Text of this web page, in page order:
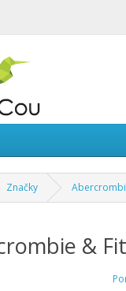
Značky
&